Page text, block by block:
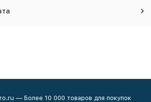
— Более 10 000 товаров для покупок